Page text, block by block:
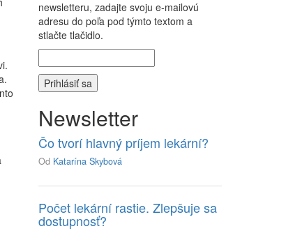
newsletteru, zadajte svoju e-mailovú
adresu do poľa pod týmto textom a
stlačte tlačidlo.
Newsletter
Čo tvorí hlavný príjem lekární?
Od Katarína Skybová
Počet lekární rastie. Zlepšuje sa
dostupnosť?